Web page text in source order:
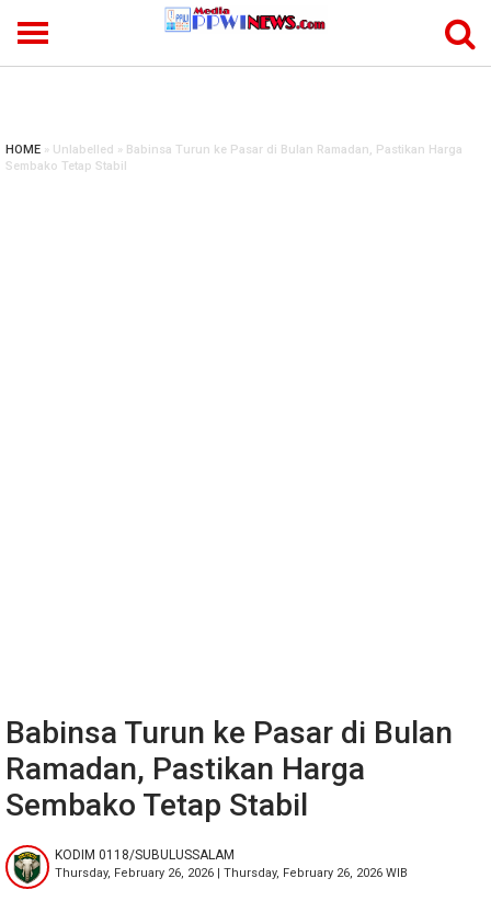
HOME » Unlabelled » Babinsa Turun ke Pasar di Bulan Ramadan, Pastikan Harga
Sembako Tetap Stabil
Babinsa Turun ke Pasar di Bulan
Ramadan, Pastikan Harga
Sembako Tetap Stabil
KODIM 0118/SUBULUSSALAM
Thursday, February 26, 2026 | Thursday, February 26, 2026 WIB